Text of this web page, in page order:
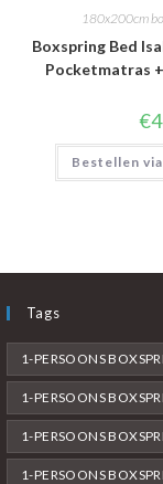
180x200cm
Boxspring Bed
Pocketmatras
€
Bestellen
Tags
1-PERSOONS
1-PERSOONS
1-PERSOONS
1-PERSOONS